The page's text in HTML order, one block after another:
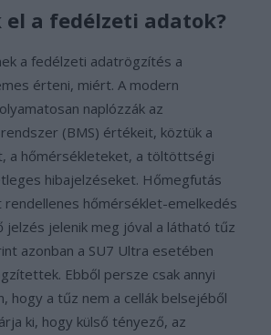
a fedélzeti adatok?
a fedélzeti adatrögzítés a
érteni, miért. A modern
naplózzák az
(BMS) értékeit, köztük a
a hőmérsékleteket, a töltöttségi
hibajelzéseket. Hőmegfutás
hőmérséklet-emelkedés
jelenik meg jóval a látható tűz
azonban a SU7 Ultra esetében
Ebből persze csak annyi
hogy a tűz nem a cellák belsejéből
ki, hogy külső tényező, az